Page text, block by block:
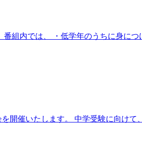
組内では、 ・低学年のうちに身に
開催いたします。 中学受験に向け